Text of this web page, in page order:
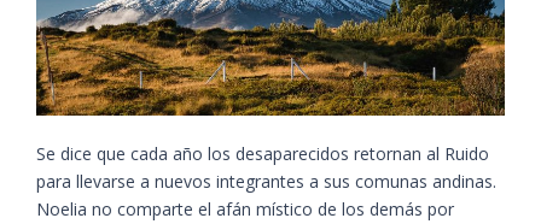
Se dice que cada año los desaparecidos retornan al Ruido
para llevarse a nuevos integrantes a sus comunas andinas.
Noelia no comparte el afán místico de los demás por